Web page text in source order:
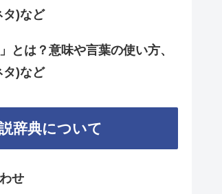
タ)など
とは？意味や言葉の使い方、
タ)など
辞典について
せ